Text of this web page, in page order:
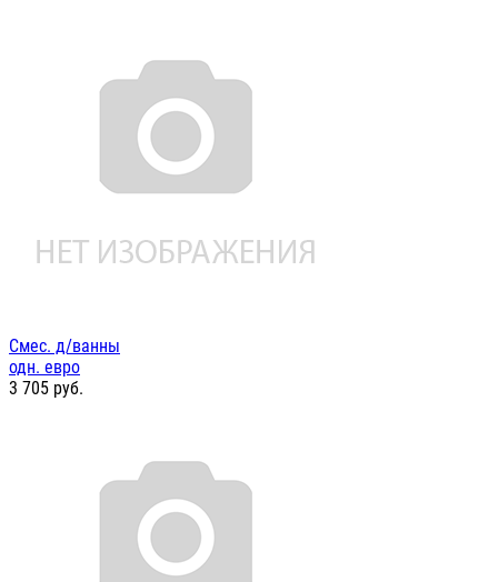
Смес. д/ванны
одн. евро
3 705 руб.